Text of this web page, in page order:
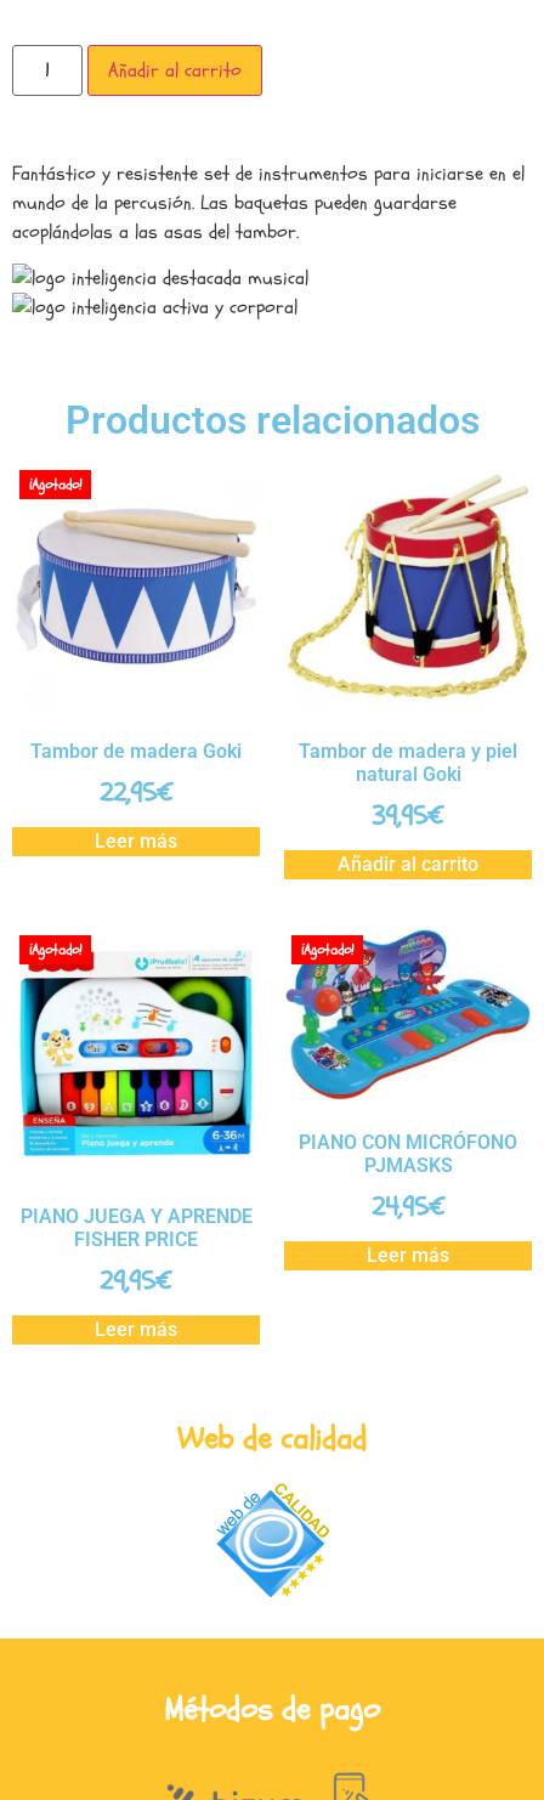
Añadir al carrito
Fantástico y resistente set de instrumentos para iniciarse en el
mundo de la percusión. Las baquetas pueden guardarse
acoplándolas a las asas del tambor.
Productos relacionados
¡Agotado!
Tambor de madera Goki
22,95€
Leer más
Tambor de madera y piel
natural Goki
39,95€
Añadir al carrito
¡Agotado!
PIANO JUEGA Y APRENDE
FISHER PRICE
29,95€
Leer más
¡Agotado!
PIANO CON MICRÓFONO
PJMASKS
24,95€
Leer más
Web de calidad
Métodos de pago